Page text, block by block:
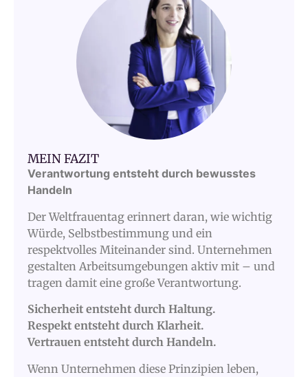
MEIN FAZIT
Verantwortung entsteht durch bewusstes
Handeln
Der Weltfrauentag erinnert daran, wie wichtig
Würde, Selbstbestimmung und ein
respektvolles Miteinander sind. Unternehmen
gestalten Arbeitsumgebungen aktiv mit – und
tragen damit eine große Verantwortung.
Sicherheit entsteht durch Haltung.
Respekt entsteht durch Klarheit.
Vertrauen entsteht durch Handeln.
Wenn Unternehmen diese Prinzipien leben,